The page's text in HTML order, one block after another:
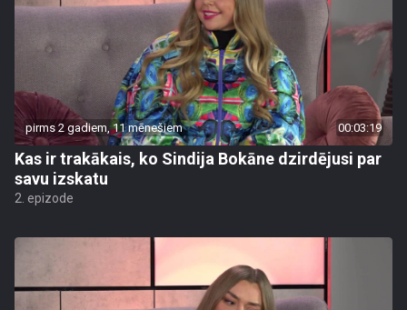
pirms 2 gadiem, 11 mēnešiem 00:03:19
Kas ir trakākais, ko Sindija Bokāne dzirdējusi par
savu izskatu
2. epizode